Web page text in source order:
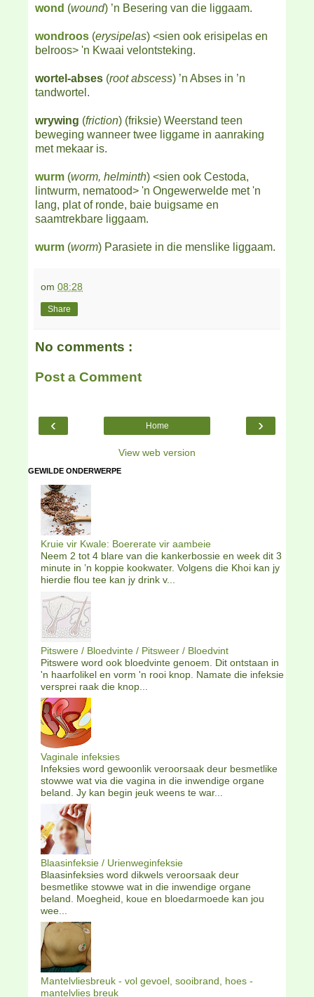
wond (wound) ’n Besering van die liggaam.
wondroos (erysipelas) <sien ook erisipelas en
belroos> 'n Kwaai velontsteking.
wortel-abses (root abscess) ’n Abses in ’n
tandwortel.
wrywing (friction) (friksie) Weerstand teen
beweging wanneer twee liggame in aanraking
met mekaar is.
wurm (worm, helminth) <sien ook Cestoda,
lintwurm, nematood> 'n Ongewerwelde met 'n
lang, plat of ronde, baie buigsame en
saamtrekbare liggaam.
wurm (worm) Parasiete in die menslike liggaam.
om 08:28
Share
No comments :
Post a Comment
‹ ›
Home
View web version
GEWILDE ONDERWERPE
Kruie vir Kwale: Boererate vir aambeie
Neem 2 tot 4 blare van die kankerbossie en week dit 3
minute in ’n koppie kookwater. Volgens die Khoi kan jy
hierdie flou tee kan jy drink v...
Pitswere / Bloedvinte / Pitsweer / Bloedvint
Pitswere word ook bloedvinte genoem. Dit ontstaan in
'n haarfolikel en vorm 'n rooi knop. Namate die infeksie
versprei raak die knop...
Vaginale infeksies
Infeksies word gewoonlik veroorsaak deur besmetlike
stowwe wat via die vagina in die inwendige organe
beland. Jy kan begin jeuk weens te war...
Blaasinfeksie / Urienweginfeksie
Blaasinfeksies word dikwels veroorsaak deur
besmetlike stowwe wat in die inwendige organe
beland. Moegheid, koue en bloedarmoede kan jou
wee...
Mantelvliesbreuk - vol gevoel, sooibrand, hoes -
mantelvlies breuk